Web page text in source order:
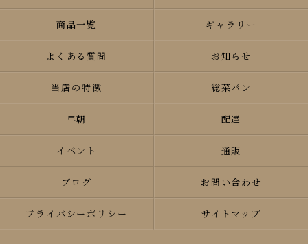
商品一覧 ギャラリー
よくある質問 お知らせ
当店の特徴 総菜パン
早朝 配達
イベント 通販
ブログ お問い合わせ
プライバシーポリシー サイトマップ